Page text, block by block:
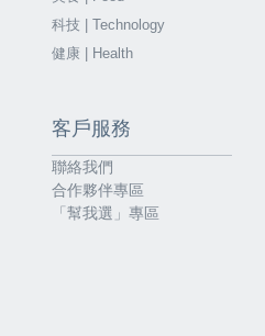
科技 | Technology
健康 | Health
客戶服務
聯絡我們
合作夥伴專區
「幫我選」專區